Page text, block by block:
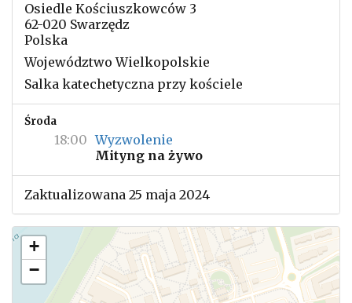
Osiedle Kościuszkowców 3
62-020 Swarzędz
Polska
Województwo Wielkopolskie
Salka katechetyczna przy kościele
Środa
18:00 Wyzwolenie
Mityng na żywo
Zaktualizowana 25 maja 2024
+
−